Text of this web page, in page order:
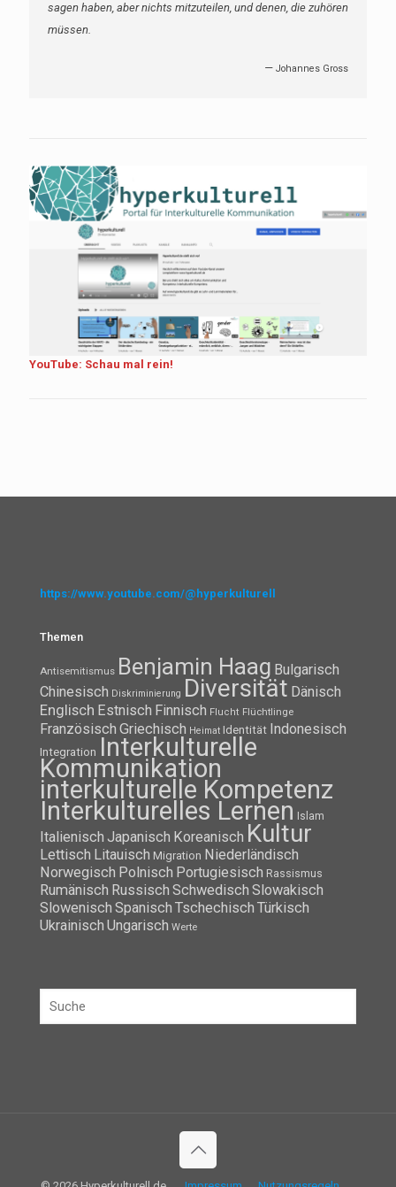
sagen haben, aber nichts mitzuteilen, und denen, die zuhören
müssen.
—Johannes Gross
YouTube: Schau mal rein!
https://www.youtube.com/@hyperkulturell
Themen
Antisemitismus Benjamin Haag Bulgarisch
Chinesisch Diskriminierung Diversität Dänisch
Englisch Estnisch Finnisch Flucht Flüchtlinge
Französisch Griechisch Heimat Identität Indonesisch
Integration Interkulturelle
Kommunikation
interkulturelle Kompetenz
Interkulturelles Lernen Islam
Italienisch Japanisch Koreanisch Kultur
Lettisch Litauisch Migration Niederländisch
Norwegisch Polnisch Portugiesisch Rassismus
Rumänisch Russisch Schwedisch Slowakisch
Slowenisch Spanisch Tschechisch Türkisch
Ukrainisch Ungarisch Werte